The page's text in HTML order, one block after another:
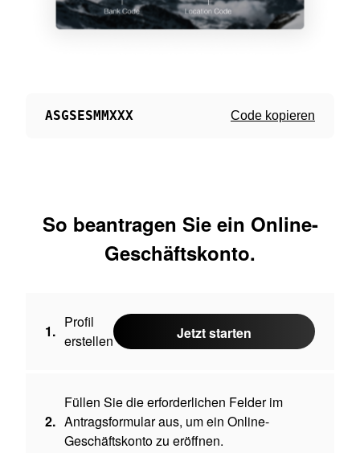
ASGSESMMXXX Code kopieren
So beantragen Sie ein Online-
Geschäftskonto.
1.
Profil
erstellen
Jetzt starten
2.
Füllen Sie die erforderlichen Felder im
Antragsformular aus, um ein Online-
Geschäftskonto zu eröffnen.